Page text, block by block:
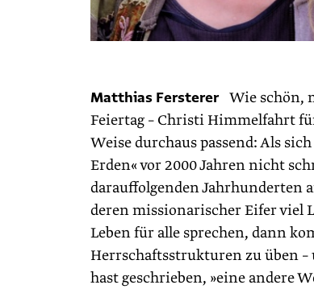
Matthias FerstererWie schön,
Feiertag – Christi Himmelfahrt
Weise durchaus passend: Als
Erden« vor 2000 Jahren nicht
darauffolgenden Jahrhunderten
deren missionarischer Eifer viel
Leben für alle sprechen, dann
Herrschaftsstrukturen zu üben
hast geschrieben, »eine andere